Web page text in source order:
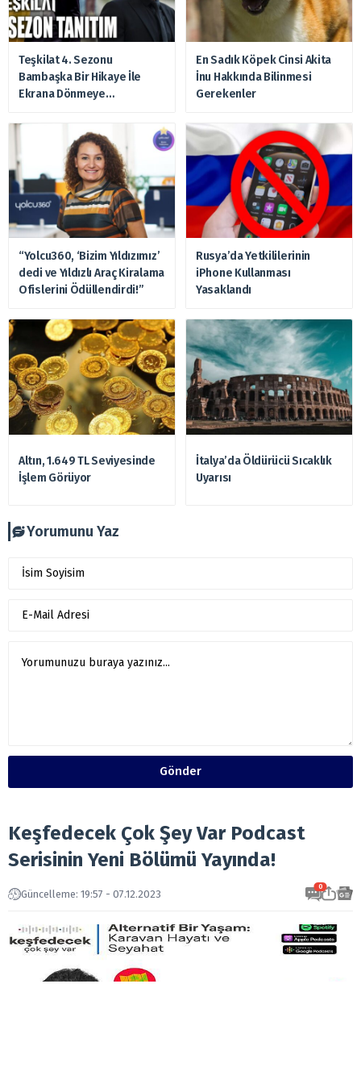
Teşkilat 4. Sezonu
Bambaşka Bir Hikaye İle
Ekrana Dönmeye
En Sadık Köpek Cinsi Akita
İnu Hakkında Bilinmesi
Gerekenler
“Yolcu360, ‘Bizim Yıldızımız’
dedi ve Yıldızlı Araç Kiralama
Ofislerini Ödüllendirdi!”
Rusya’da Yetkililerinin
iPhone Kullanması
Yasaklandı
Altın, 1.649 TL Seviyesinde
İşlem Görüyor
İtalya’da Öldürücü Sıcaklık
Uyarısı
Yorumunu Yaz
Gönder
Keşfedecek Çok Şey Var Podcast
Serisinin Yeni Bölümü Yayında!
Güncelleme: 19:57 - 07.12.2023
0